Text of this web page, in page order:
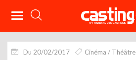
Du 20/02/2017 Cinéma / Théâtre